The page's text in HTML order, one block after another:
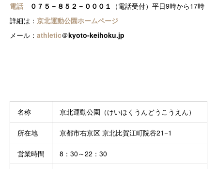
電話 ０７５－８５２－０００１ （電話受付）平日9時から17時
詳細は： 京北運動公園ホームページ
メール： athletic＠kyoto-keihoku.jp
名称 京北運動公園（けいほくうんどうこうえん）
所在地 京都市右京区 京北比賀江町院谷21−1
営業時間 8：30～22：30